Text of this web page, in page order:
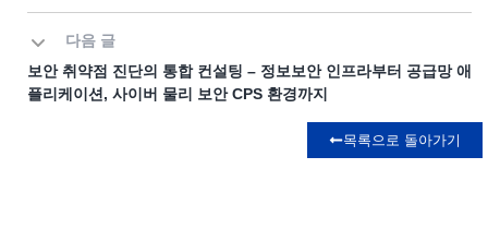
다음 글
보안 취약점 진단의 통합 컨설팅 – 정보보안 인프라부터 공급망 애
플리케이션, 사이버 물리 보안 CPS 환경까지
목록으로 돌아가기